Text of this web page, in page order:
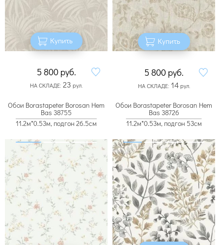
Купить
5 800 руб.
НА СКЛАДЕ: 23 рул.
Купить
5 800 руб.
НА СКЛАДЕ: 14рул.
Обои Borastapeter Borosan Hem
Bas 38755
11.2м*0.53м, подгон 26.5см
Обои Borastapeter Borosan Hem
Bas 38726
11.2м*0.53м, подгон 53см